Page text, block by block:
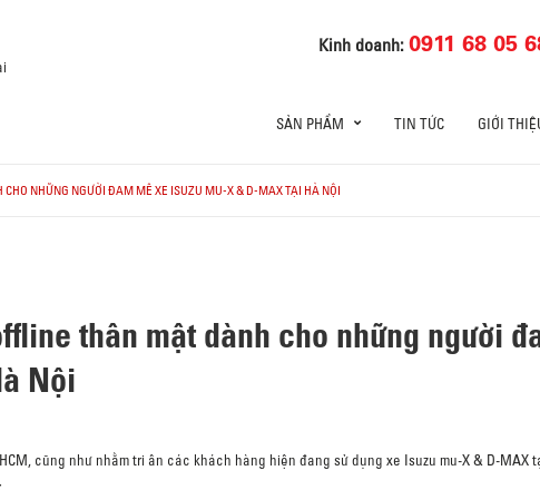
Kinh doanh:0911 68 05
SẢN PHẨM TIN TỨC GIỚI
CHO NHỮNG NGƯỜI ĐAM MÊ XE ISUZU MU-X & D-MAX TẠI HÀ NỘI
thân mật dành cho những người
Nội
cũng như nhằm tri ân các khách hàng hiện đang sử dụng xe Isuzu mu-X & D-MAX